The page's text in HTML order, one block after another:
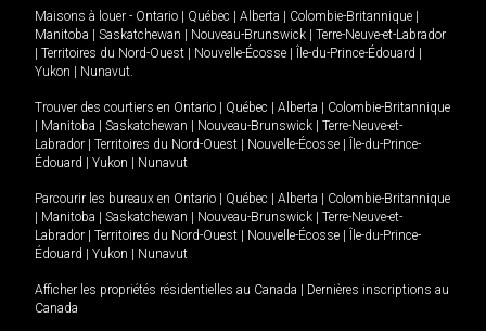
Maisons à louer - Ontario Québec Alberta Colombie-Britannique
Manitoba
Saskatchewan Nouveau-Brunswick
Terre-Neuve-et-Labrador
Territoires du Nord-Ouest Nouvelle-Écosse Île-du-Prince-Édouard
Yukon
Nunavut.
Trouver des courtiers en Ontario Québec Alberta
Colombie-Britannique
Manitoba Saskatchewan Nouveau-Brunswick
Terre-Neuve-et-
Labrador
Territoires du Nord-Ouest Nouvelle-Écosse
Île-du-Prince-
Édouard
Yukon Nunavut
Parcourir les bureaux en Ontario Québec Alberta
Colombie-Britannique
Manitoba Saskatchewan Nouveau-Brunswick
Terre-Neuve-et-
Labrador
Territoires du Nord-Ouest Nouvelle-Écosse
Île-du-Prince-
Édouard
Yukon Nunavut
Afficher les propriétés résidentielles au Canada
Dernières inscriptions au
Canada